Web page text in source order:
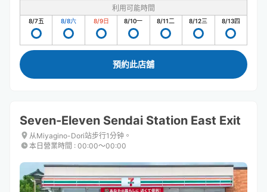
利用可能時間
8/7五 8/8六 8/9日 8/10一 8/11二 8/12三 8/13四
預約此店舖
Seven-Eleven Sendai Station East Exit
从Miyagino-Dori站步行1分钟。
本日營業時間 : 00:00〜00:00